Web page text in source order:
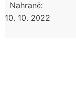
Nahrané:
10. 10. 2022